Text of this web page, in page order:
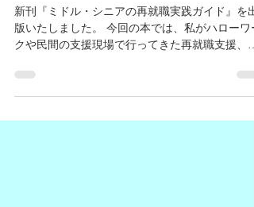
ガイド』出版のお知らせ
新刊『ミドル・シニアの再就職実践ガイド』を出
クや民間の支援現場で行ってきた再就職支援、そ
を一冊にまとめました。 必要な方に、この本が届